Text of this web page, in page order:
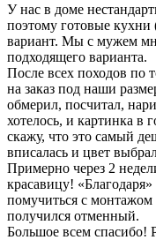
У нас в доме
поэтому готовые
вариант. Мы с мужем
подходящего варианта.
После всех походов по
на заказ под наши
обмерил, посчитал,
хотелось, и картинка в
скажу, что это самый
вписалась и цвет
Примерно через 2
красавицу!
помучиться с монтажом
получился отменный.
Большое всем спасибо!